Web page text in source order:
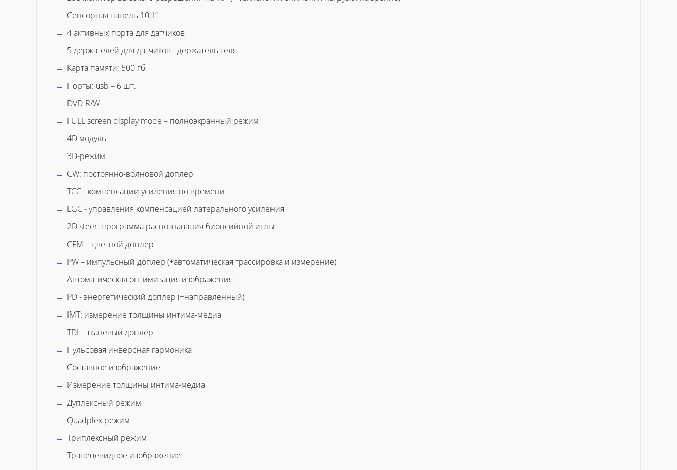
Сенсорная панель 10,1”
4 активных порта для датчиков
5 держателей для датчиков +держатель геля
Карта памяти: 500 гб
Порты: usb – 6 шт.
DVD-R/W
FULL screen display mode – полноэкранный режим
4D модуль
3D-режим
CW: постоянно-волновой доплер
TCC - компенсации усиления по времени
LGC - управления компенсацией латерального усиления
2D steer: программа распознавания биопсийной иглы
CFM – цветной доплер
PW – импульсный доплер (+автоматическая трассировка и измерение)
Автоматическая оптимизация изображения
PD - энергетический доплер (+направленный)
IMT: измерение толщины интима-медиа
TDI – тканевый доплер
Пульсовая инверсная гармоника
Составное изображение
Измерение толщины интима-медиа
Дуплексный режим
Quadplex режим
Триплексный режим
Трапецевидное изображение